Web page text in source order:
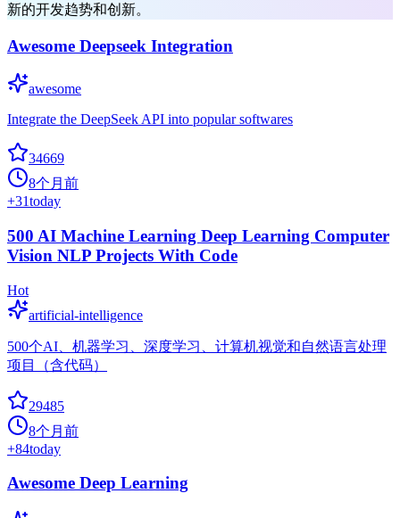
新的开发趋势和创新。
Awesome Deepseek Integration
awesome
Integrate the DeepSeek API into popular softwares
34669
8个月前
+31today
500 AI Machine Learning Deep Learning Computer
Vision NLP Projects With Code
Hot
artificial-intelligence
500个AI、机器学习、深度学习、计算机视觉和自然语言处理
项目（含代码）
29485
8个月前
+84today
Awesome Deep Learning